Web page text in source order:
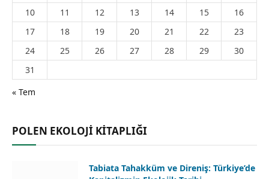
10
11 12 13 14 15
16
17
18 19 20 21 22
23
24
25 26 27 28 29
30
31
« Tem
POLEN EKOLOJİ KİTAPLIĞI
Tabiata Tahakküm ve Direniş: Türkiye’de